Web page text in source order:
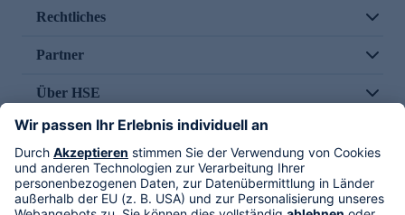
Rechtliches
Partner
Über HSE
Im TV
HSE International